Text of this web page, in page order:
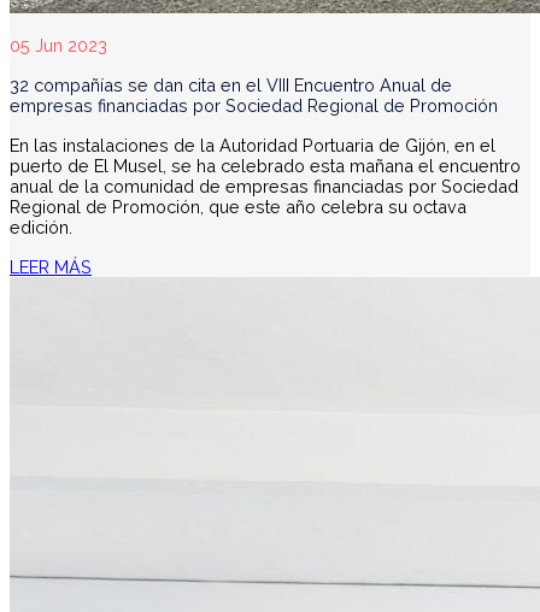
05 Jun 2023
32 compañías se dan cita en el VIII Encuentro Anual de
empresas financiadas por Sociedad Regional de Promoción
En las instalaciones de la Autoridad Portuaria de Gijón, en el
puerto de El Musel, se ha celebrado esta mañana el encuentro
anual de la comunidad de empresas financiadas por Sociedad
Regional de Promoción, que este año celebra su octava
edición.
LEER MÁS